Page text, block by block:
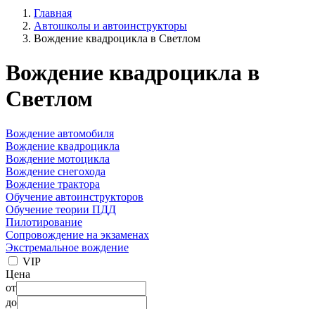
Главная
Автошколы и автоинструкторы
Вождение квадроцикла в Светлом
Вождение квадроцикла в
Светлом
Вождение автомобиля
Вождение квадроцикла
Вождение мотоцикла
Вождение снегохода
Вождение трактора
Обучение автоинструкторов
Обучение теории ПДД
Пилотирование
Сопровождение на экзаменах
Экстремальное вождение
VIP
Цена
от
до